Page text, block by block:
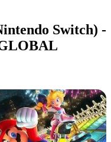
Switch) -